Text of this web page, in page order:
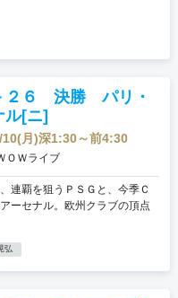
２６ 決勝 パリ・
ル[ニ]
10(月)深1:30～前4:30
ＯＷライブ
連覇を狙うＰＳＧと、今季Ｃ
ーセナル。欧州クラブの頂点
弘